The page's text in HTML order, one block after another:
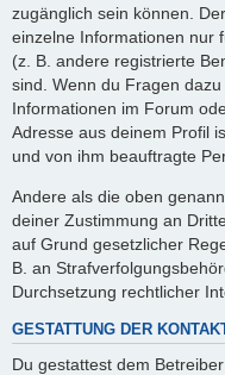
zugänglich sein können.
einzelne Informationen nur
(z. B. andere registrierte
sind. Wenn du Fragen
Informationen im Forum
Adresse aus deinem Profil
und von ihm beauftragte
Andere als die oben
deiner Zustimmung an
auf Grund gesetzlicher
B. an
Durchsetzung rechtlicher
GESTATTUNG DER
Du gestattest dem